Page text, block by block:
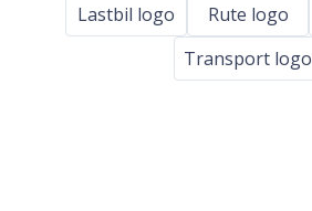
Lastbil logo
Rute logo
Transport logo